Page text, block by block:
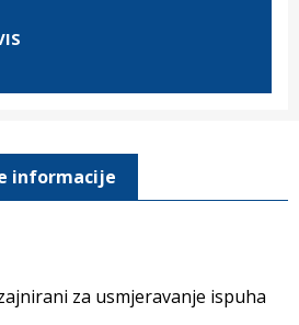
informacije
za usmjeravanje ispuha